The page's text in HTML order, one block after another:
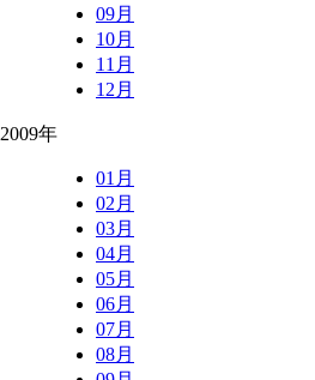
09月
10月
11月
12月
2009年
01月
02月
03月
04月
05月
06月
07月
08月